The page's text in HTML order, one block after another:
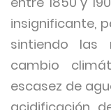
insignificante,
sintiendo las
cambio
escasez de